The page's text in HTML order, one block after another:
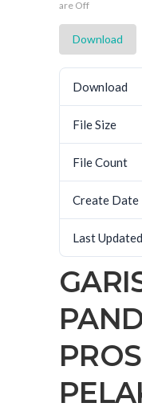
are Off
Download
Download
File Size
File Count
Create Date
Last Updated